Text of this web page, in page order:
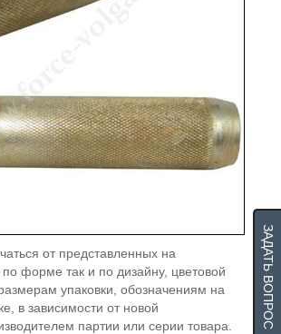
от представленных на
форме так и по дизайну, цветовой
упаковки, обозначениям на
в зависимости от новой
партии или серии товара.
ЗАДАТЬ ВОПРОС